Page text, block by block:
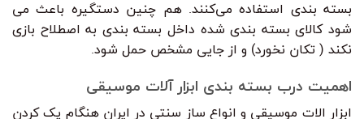
بسته بندی استفاده می‌کنند. هم چنین دستگیره باعث می
شود کالای بسته بندی شده داخل بسته بندی به اصطلاح بازی
نکند ( تکان نخورد) و از جایی مشخص حمل شود.
اهمیت درب بسته بندی ابزار آلات موسیقی
ابزار الات موسیقی و انواع ساز سنتی در ایران هنگام پک کردن